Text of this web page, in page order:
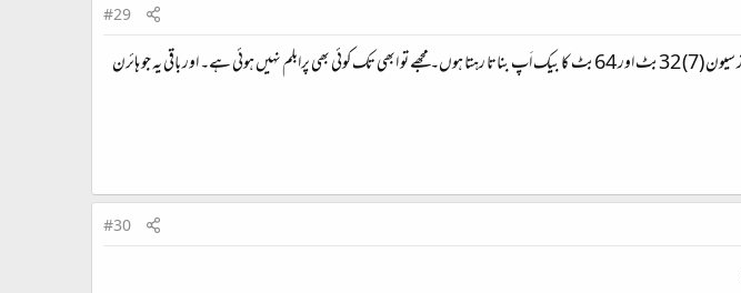
#29
میں تو ہائرن بوٹ کا 9.3 والا ورژن استعمال کر رہا ہوں۔ اور اسکے ذریعے یوزرز کے سسٹم کا ونڈوز سیون (7) 32بٹ اور 64بٹ کا بیک اَپ بناتا رہتا ہوں۔ مجھے تو ابھی تک کوئی بھی پرابلم نہیں ہوئی ہے۔ اور باقی یہ جو ہائرن
#30